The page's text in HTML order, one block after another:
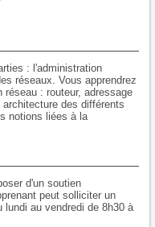
: l'administration
réseaux. Vous apprendrez
réseau : routeur, adressage
des différents
notions liées à la
d'un soutien
peut solliciter un
au vendredi de 8h30 à